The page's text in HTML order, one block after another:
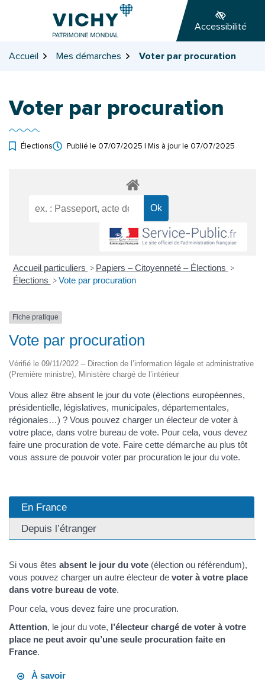
page
Accessibilité
Accueil Mes démarches Voter par procuration
Voter par procuration
Élections Publié le 07/07/2025 | Mis à jour le 07/07/2025
Accueil particuliers > Papiers – Citoyenneté – Élections >
Élections > Vote par procuration
Fiche pratique
Vote par procuration
Vérifié le 09/11/2022 – Direction de l’information légale et administrative
(Première ministre), Ministère chargé de l’intérieur
Vous allez être absent le jour du vote (élections européennes,
présidentielle, législatives, municipales, départementales,
régionales…) ? Vous pouvez charger un électeur de voter à
votre place, dans votre bureau de vote. Pour cela, vous devez
faire une procuration de vote. Faire cette démarche au plus tôt
vous assure de pouvoir voter par procuration le jour du vote.
En France
Depuis l’étranger
Si vous êtes absent le jour du vote (élection ou référendum),
vous pouvez charger un autre électeur de voter à votre place
dans votre bureau de vote.
Pour cela, vous devez faire une procuration.
Attention, le jour du vote, l’électeur chargé de voter à votre
place ne peut avoir qu’une seule procuration faite en
France.
À savoir